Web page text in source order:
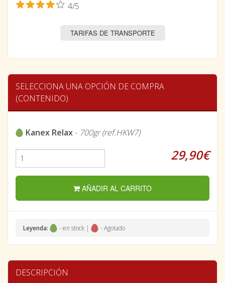
4/5
TARIFAS DE TRANSPORTE
SELECCIONA UNA OPCIÓN DE COMPRA
(CONTENIDO)
Kanex Relax- 700gr (ref.HKW7)
29,90€
AÑADIR AL CARRITO
Leyenda: - en stock | - Agotado
DESCRIPCIÓN